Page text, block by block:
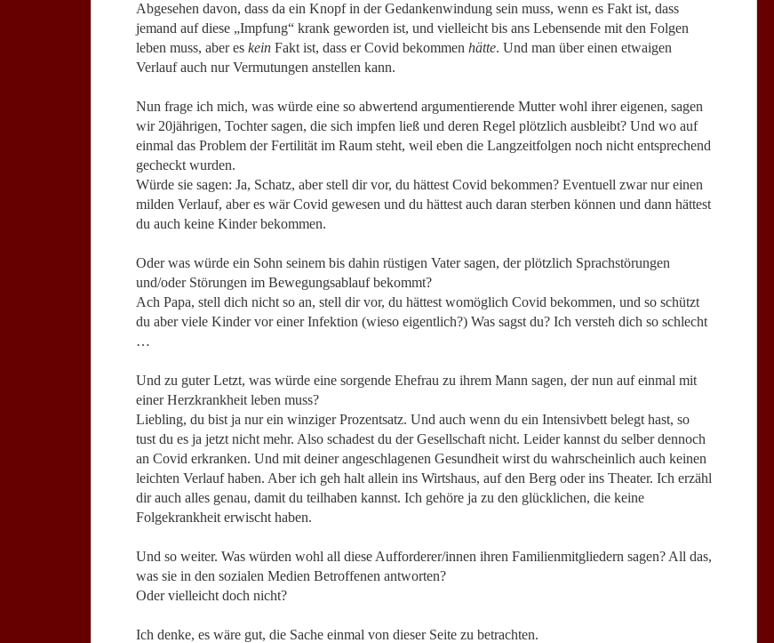
Abgesehen davon, dass da ein Knopf in der Gedankenwindung sein muss, wenn es Fakt ist, dass
jemand auf diese „Impfung“ krank geworden ist, und vielleicht bis ans Lebensende mit den Folgen
leben muss, aber es kein Fakt ist, dass er Covid bekommen hätte. Und man über einen etwaigen
Verlauf auch nur Vermutungen anstellen kann.
Nun frage ich mich, was würde eine so abwertend argumentierende Mutter wohl ihrer eigenen, sagen
wir 20jährigen, Tochter sagen, die sich impfen ließ und deren Regel plötzlich ausbleibt? Und wo auf
einmal das Problem der Fertilität im Raum steht, weil eben die Langzeitfolgen noch nicht entsprechend
gecheckt wurden.
Würde sie sagen: Ja, Schatz, aber stell dir vor, du hättest Covid bekommen? Eventuell zwar nur einen
milden Verlauf, aber es wär Covid gewesen und du hättest auch daran sterben können und dann hättest
du auch keine Kinder bekommen.
Oder was würde ein Sohn seinem bis dahin rüstigen Vater sagen, der plötzlich Sprachstörungen
und/oder Störungen im Bewegungsablauf bekommt?
Ach Papa, stell dich nicht so an, stell dir vor, du hättest womöglich Covid bekommen, und so schützt
du aber viele Kinder vor einer Infektion (wieso eigentlich?) Was sagst du? Ich versteh dich so schlecht
…
Und zu guter Letzt, was würde eine sorgende Ehefrau zu ihrem Mann sagen, der nun auf einmal mit
einer Herzkrankheit leben muss?
Liebling, du bist ja nur ein winziger Prozentsatz. Und auch wenn du ein Intensivbett belegt hast, so
tust du es ja jetzt nicht mehr. Also schadest du der Gesellschaft nicht. Leider kannst du selber dennoch
an Covid erkranken. Und mit deiner angeschlagenen Gesundheit wirst du wahrscheinlich auch keinen
leichten Verlauf haben. Aber ich geh halt allein ins Wirtshaus, auf den Berg oder ins Theater. Ich erzähl
dir auch alles genau, damit du teilhaben kannst. Ich gehöre ja zu den glücklichen, die keine
Folgekrankheit erwischt haben.
Und so weiter. Was würden wohl all diese Aufforderer/innen ihren Familienmitgliedern sagen? All das,
was sie in den sozialen Medien Betroffenen antworten?
Oder vielleicht doch nicht?
Ich denke, es wäre gut, die Sache einmal von dieser Seite zu betrachten.